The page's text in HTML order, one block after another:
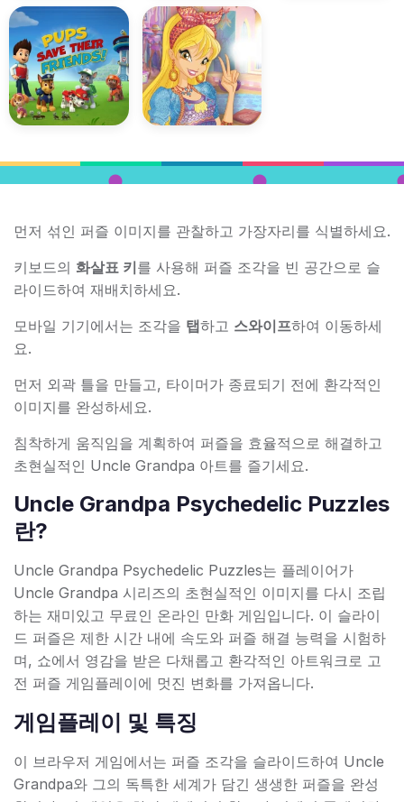
먼저 섞인 퍼즐 이미지를 관찰하고 가장자리를 식별하세요.
키보드의 화살표 키를 사용해 퍼즐 조각을 빈 공간으로 슬
라이드하여 재배치하세요.
모바일 기기에서는 조각을 탭하고 스와이프하여 이동하세
요.
먼저 외곽 틀을 만들고, 타이머가 종료되기 전에 환각적인
이미지를 완성하세요.
침착하게 움직임을 계획하여 퍼즐을 효율적으로 해결하고
초현실적인 Uncle Grandpa 아트를 즐기세요.
Uncle Grandpa Psychedelic Puzzles
란?
Uncle Grandpa Psychedelic Puzzles는 플레이어가
Uncle Grandpa 시리즈의 초현실적인 이미지를 다시 조립
하는 재미있고 무료인 온라인 만화 게임입니다. 이 슬라이
드 퍼즐은 제한 시간 내에 속도와 퍼즐 해결 능력을 시험하
며, 쇼에서 영감을 받은 다채롭고 환각적인 아트워크로 고
전 퍼즐 게임플레이에 멋진 변화를 가져옵니다.
게임플레이 및 특징
이 브라우저 게임에서는 퍼즐 조각을 슬라이드하여 Uncle
Grandpa와 그의 독특한 세계가 담긴 생생한 퍼즐을 완성